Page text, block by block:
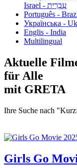
עִבְרִית - Israel
Português -
Українська -
Englis - India
Multilingual
Aktuelle
für Alle
mit GRETA
Ihre Suche nach
Girls Go